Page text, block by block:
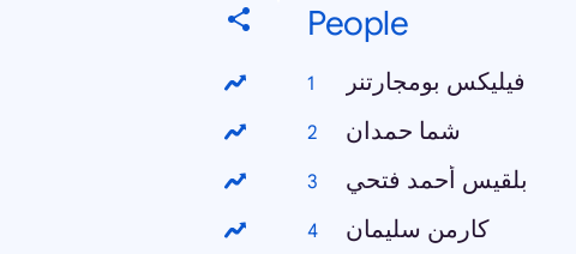
People
فيليكس بومجارتنر
شما حمدان
بلقيس أحمد فتحي
كارمن سليمان